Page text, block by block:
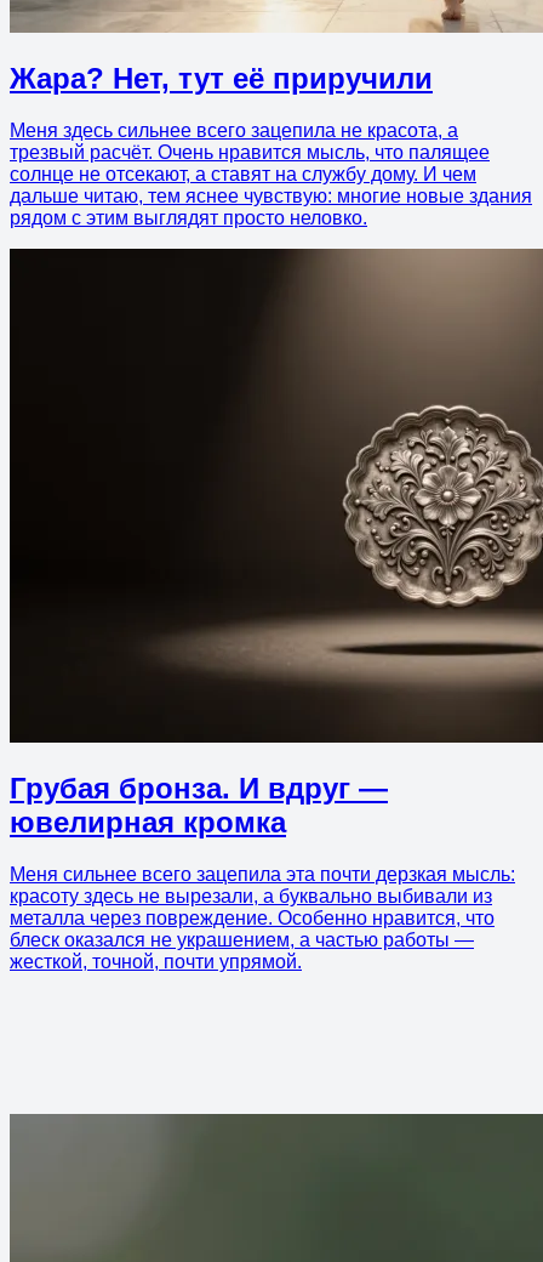
Жара? Нет, тут её приручили
Меня здесь сильнее всего зацепила не красота, а
трезвый расчёт. Очень нравится мысль, что палящее
солнце не отсекают, а ставят на службу дому. И чем
дальше читаю, тем яснее чувствую: многие новые здания
рядом с этим выглядят просто неловко.
Грубая бронза. И вдруг —
ювелирная кромка
Меня сильнее всего зацепила эта почти дерзкая мысль:
красоту здесь не вырезали, а буквально выбивали из
металла через повреждение. Особенно нравится, что
блеск оказался не украшением, а частью работы —
жесткой, точной, почти упрямой.